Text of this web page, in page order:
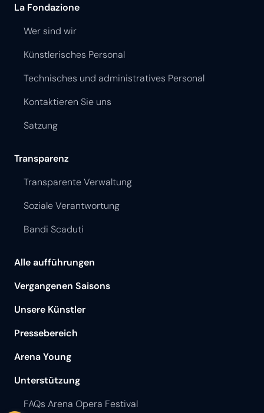
La Fondazione
Wer sind wir
Künstlerisches Personal
Technisches und administratives Personal
Kontaktieren Sie uns
Satzung
Transparenz
Transparente Verwaltung
Soziale Verantwortung
Bandi Scaduti
Alle aufführungen
Vergangenen Saisons
Unsere Künstler
Pressebereich
Arena Young
Unterstützung
FAQs Arena Opera Festival